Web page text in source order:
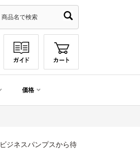
価格
ジネスパンプスから待